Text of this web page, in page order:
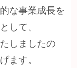
な事業成長を
して、
しましたの
ます。